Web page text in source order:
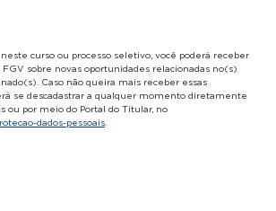
curso ou processo seletivo, você poderá receber
sobre novas oportunidades relacionadas no(s)
Caso não queira mais receber essas
se descadastrar a qualquer momento diretamente
ou por meio do Portal do Titular, no
dados-pessoais.